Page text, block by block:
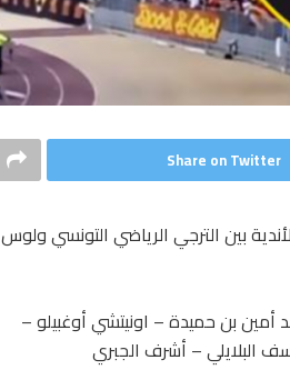
Share on Twitter
23.00 مباراة الجولة 2 ضمن مونديال الأندية بين الترجي الرياضي التونسي ولوس
بن حميدة – اونيتشي أوغبيلو –
البلايلي – أشرف الجبري